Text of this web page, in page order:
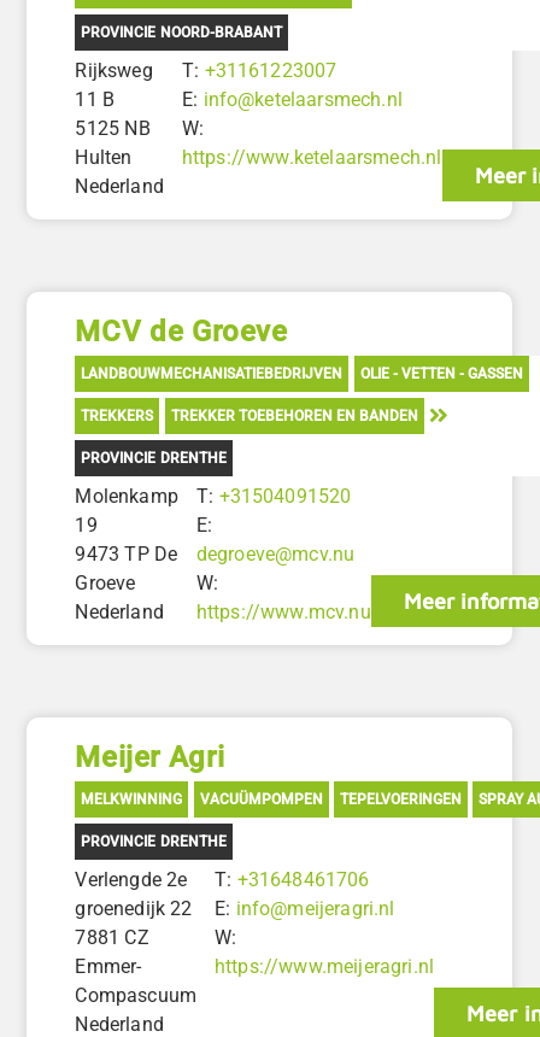
PROVINCIE NOORD-BRABANT
Rijksweg
11 B
5125 NB
Hulten
Nederland
T: +31161223007
E: info@ketelaarsmech.nl
W:
https://www.ketelaarsmech.nl
Meer
MCV de Groeve
LANDBOUWMECHANISATIEBEDRIJVEN OLIE - VETTEN - GASSEN
TREKKERS TREKKER TOEBEHOREN EN BANDEN
PROVINCIE DRENTHE
Molenkamp
19
9473 TP De
Groeve
Nederland
T: +31504091520
E:
degroeve@mcv.nu
W:
https://www.mcv.nu
Meer
Meijer Agri
MELKWINNING VACUÜMPOMPEN TEPELVOERINGEN SPRAY
PROVINCIE DRENTHE
Verlengde 2e
groenedijk 22
7881 CZ
Emmer-
Compascuum
Nederland
T: +31648461706
E: info@meijeragri.nl
W:
https://www.meijeragri.nl
Meer